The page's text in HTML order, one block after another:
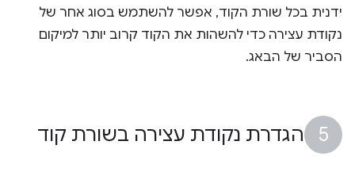
ידנית בכל שורת הקוד, אפשר להשתמש בסוג אחר של
נקודת עצירה כדי להשהות את הקוד קרוב יותר למיקום
הסביר של הבאג.
הגדרת נקודת עצירה בשורת קוד